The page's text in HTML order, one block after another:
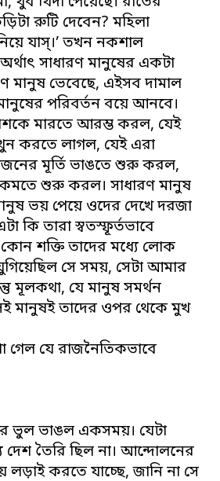
রুটি দেবেন? মহিলা
যাস্।’ তখন নকশাল
সাধারণ মানুষের একটা
মানুষ ভেবেছে, এইসব দামাল
পরিবর্তন বয়ে আনবে।
মারতে আরম্ভ করল, যেই
খুন করতে লাগল, যেই এরা
মূর্তি ভাঙতে শুরু করল,
শুরু করল। সাধারণ মানুষ
ভয় পেয়ে ওদের দেখে দরজা
কি তারা স্বতস্ফূর্তভাবে
শক্তি তাদের মধ্যে লোক
সে সময়, সেটা আমার
মূলকথা, যে মানুষ সমর্থন
মানুষই তাদের ওপর থেকে মুখ
গেল যে রাজনৈতিকভাবে
ভুল ভাঙল একসময়। যেটা
দেশ তৈরি ছিল না। আন্দোলনের
লড়াই করতে যাচ্ছে, জানি না সে